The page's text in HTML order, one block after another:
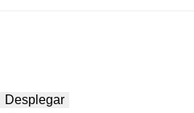
Desplegar